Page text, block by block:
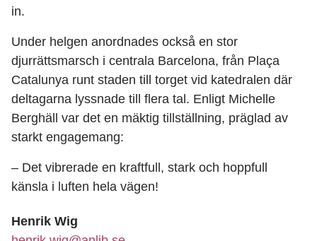
in.
Under helgen anordnades också en stor
djurrättsmarsch i centrala Barcelona, från Plaça
Catalunya runt staden till torget vid katedralen där
deltagarna lyssnade till flera tal. Enligt Michelle
Berghäll var det en mäktig tillställning, präglad av
starkt engagemang:
– Det vibrerade en kraftfull, stark och hoppfull
känsla i luften hela vägen!
Henrik Wig